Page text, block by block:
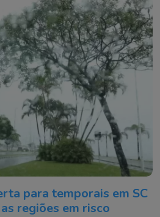
para temporais em SC
regiões em risco